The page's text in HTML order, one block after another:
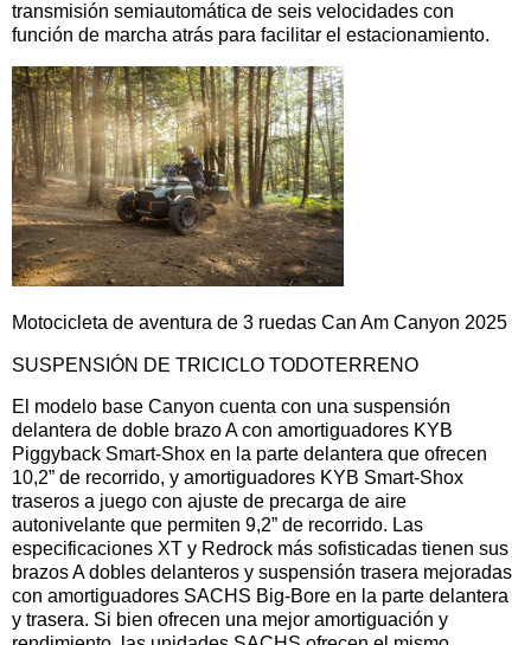
transmisión semiautomática de seis velocidades con
función de marcha atrás para facilitar el estacionamiento.
Motocicleta de aventura de 3 ruedas Can Am Canyon 2025
SUSPENSIÓN DE TRICICLO TODOTERRENO
El modelo base Canyon cuenta con una suspensión
delantera de doble brazo A con amortiguadores KYB
Piggyback Smart-Shox en la parte delantera que ofrecen
10,2” de recorrido, y amortiguadores KYB Smart-Shox
traseros a juego con ajuste de precarga de aire
autonivelante que permiten 9,2” de recorrido. Las
especificaciones XT y Redrock más sofisticadas tienen sus
brazos A dobles delanteros y suspensión trasera mejoradas
con amortiguadores SACHS Big-Bore en la parte delantera
y trasera. Si bien ofrecen una mejor amortiguación y